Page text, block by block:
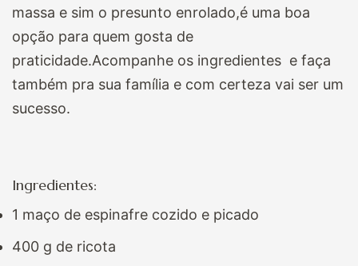
massa e sim o presunto enrolado,é uma boa
opção para quem gosta de
praticidade.Acompanhe os ingredientes e faça
também pra sua família e com certeza vai ser um
sucesso.
Ingredientes:
1 maço de espinafre cozido e picado
400 g de ricota